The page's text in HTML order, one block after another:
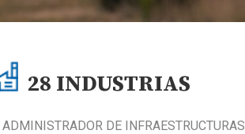
28 INDUSTRIAS
ADMINISTRADOR DE INFRAESTRUCTURAS